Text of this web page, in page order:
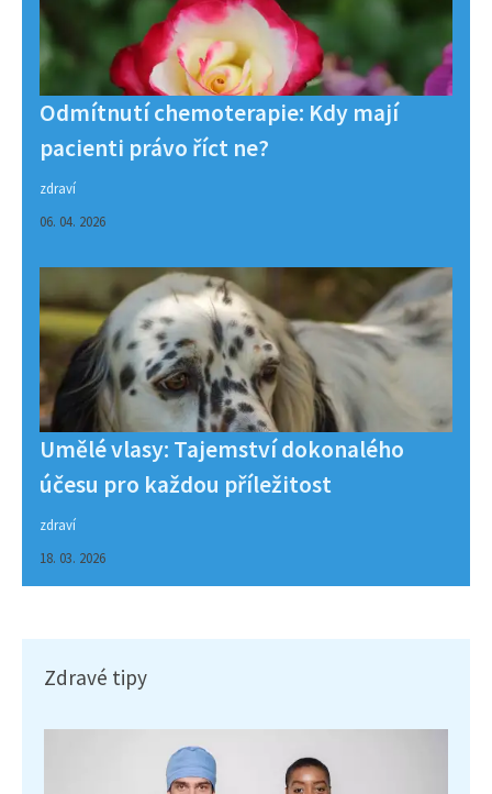
Odmítnutí chemoterapie: Kdy mají
pacienti právo říct ne?
zdraví
06. 04. 2026
Umělé vlasy: Tajemství dokonalého
účesu pro každou příležitost
zdraví
18. 03. 2026
Zdravé tipy